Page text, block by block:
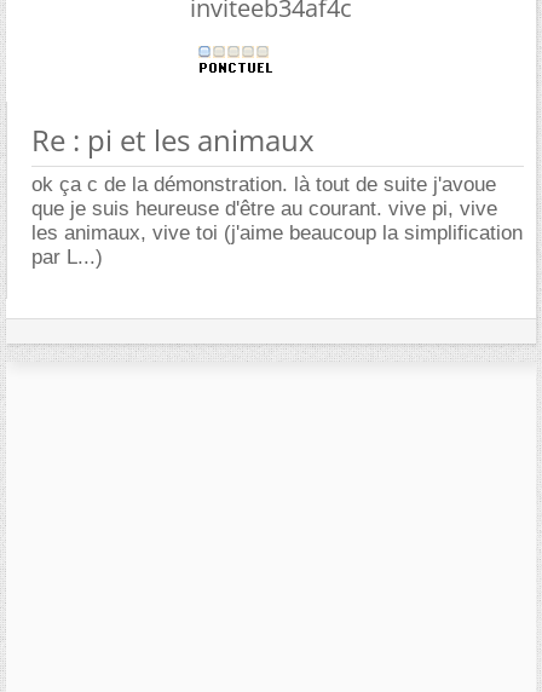
inviteeb34af4c
Re : pi et les animaux
ok ça c de la démonstration. là tout de suite j'avoue
que je suis heureuse d'être au courant. vive pi, vive
les animaux, vive toi (j'aime beaucoup la simplification
par L...)